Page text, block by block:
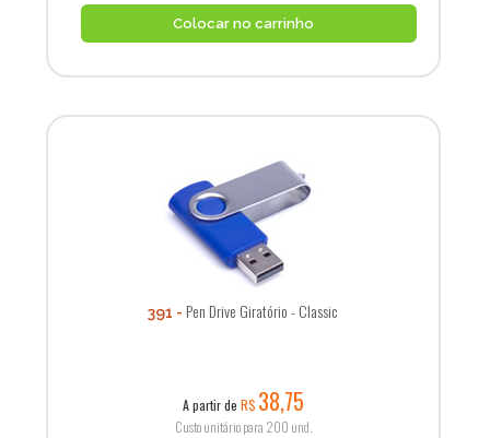
Colocar no carrinho
391 Pen Drive Giratório - Classic
A partir de R$ 38,75
Custo unitário para 200 und.